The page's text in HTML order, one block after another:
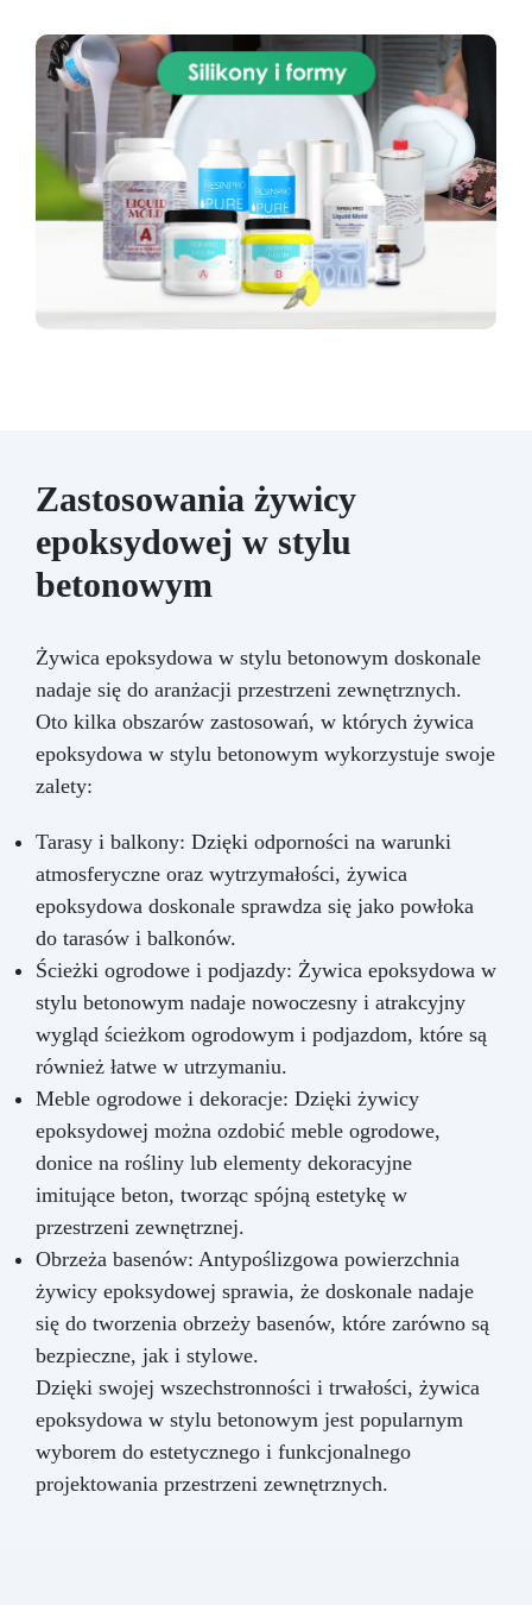
Zastosowania żywicy
epoksydowej w stylu
betonowym
Żywica epoksydowa w stylu betonowym doskonale
nadaje się do aranżacji przestrzeni zewnętrznych.
Oto kilka obszarów zastosowań, w których żywica
epoksydowa w stylu betonowym wykorzystuje swoje
zalety:
Tarasy i balkony: Dzięki odporności na warunki
atmosferyczne oraz wytrzymałości, żywica
epoksydowa doskonale sprawdza się jako powłoka
do tarasów i balkonów.
Ścieżki ogrodowe i podjazdy: Żywica epoksydowa w
stylu betonowym nadaje nowoczesny i atrakcyjny
wygląd ścieżkom ogrodowym i podjazdom, które są
również łatwe w utrzymaniu.
Meble ogrodowe i dekoracje: Dzięki żywicy
epoksydowej można ozdobić meble ogrodowe,
donice na rośliny lub elementy dekoracyjne
imitujące beton, tworząc spójną estetykę w
przestrzeni zewnętrznej.
Obrzeża basenów: Antypoślizgowa powierzchnia
żywicy epoksydowej sprawia, że doskonale nadaje
się do tworzenia obrzeży basenów, które zarówno są
bezpieczne, jak i stylowe.
Dzięki swojej wszechstronności i trwałości, żywica
epoksydowa w stylu betonowym jest popularnym
wyborem do estetycznego i funkcjonalnego
projektowania przestrzeni zewnętrznych.